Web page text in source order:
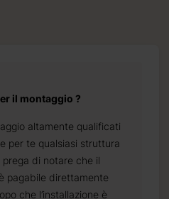
il montaggio ?
altamente qualificati
per te qualsiasi struttura
di notare che il
pagabile direttamente
che l’installazione è